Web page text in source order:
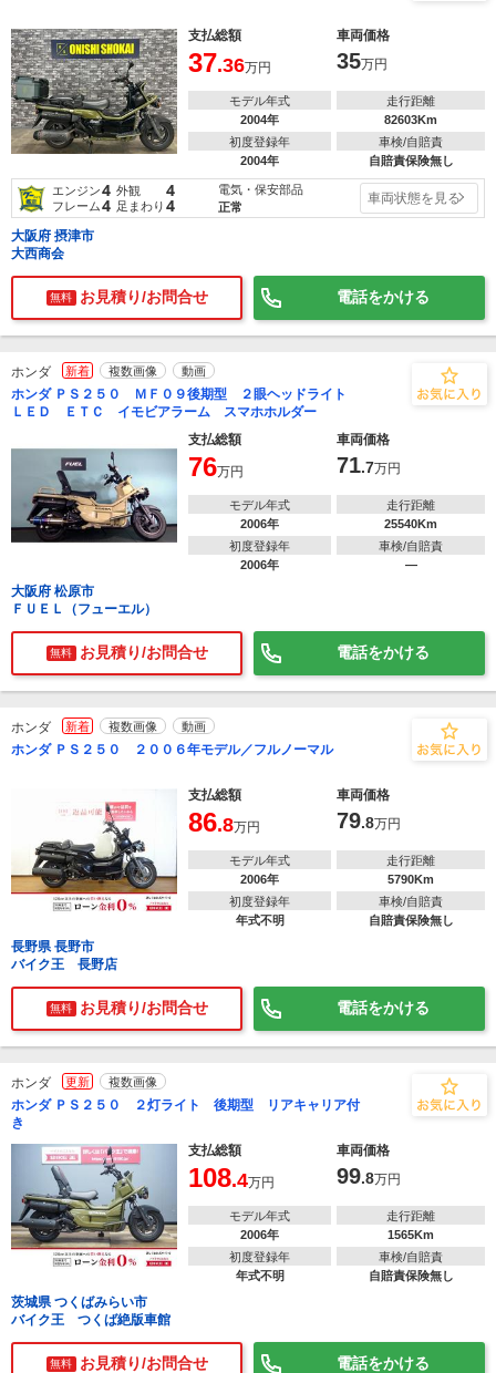
支払総額 車両価格
37.36万円 35万円
モデル年式
2004年
走行距離
82603Km
初度登録年
2004年
車検/自賠責
自賠責保険無し
エンジン4 外観 4
フレーム4 足まわり 4
電気・保安部品
正常
車両状態を見る
大阪府 摂津市
大西商会
無料 お見積り/お問合せ 電話をかける
ホンダ 新着 複数画像 動画
ホンダ ＰＳ２５０ ＭＦ０９後期型 ２眼ヘッドライト
ＬＥＤ ＥＴＣ イモビアラーム スマホホルダー
支払総額
車両価格
76万円 71.7万円
モデル年式
2006年
走行距離
25540Km
初度登録年
2006年
車検/自賠責
―
大阪府 松原市
ＦＵＥＬ（フューエル）
無料 お見積り/お問合せ 電話をかける
ホンダ 新着 複数画像 動画
ホンダ ＰＳ２５０ ２００６年モデル／フルノーマル
支払総額 車両価格
86.8万円 79.8万円
モデル年式
2006年
走行距離
5790Km
初度登録年
年式不明
車検/自賠責
自賠責保険無し
長野県 長野市
バイク王 長野店
無料 お見積り/お問合せ 電話をかける
ホンダ 更新 複数画像
ホンダ ＰＳ２５０ ２灯ライト 後期型 リアキャリア付
き
支払総額
車両価格
108.4万円 99.8万円
モデル年式
2006年
走行距離
1565Km
初度登録年
年式不明
車検/自賠責
自賠責保険無し
茨城県 つくばみらい市
バイク王 つくば絶版車館
無料 お見積り/お問合せ 電話をかける